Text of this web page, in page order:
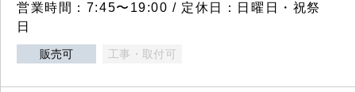
営業時間：7:45〜19:00 / 定休日：日曜日・祝祭
日
販売可 工事・取付可